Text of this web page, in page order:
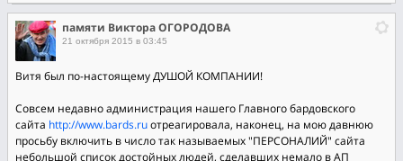
памяти Виктора ОГОРОДОВА
21 октября 2015 в 03:45
Витя был по-настоящему ДУШОЙ КОМПАНИИ!
Совсем недавно администрация нашего Главного бардовского
сайта http://www.bards.ruотреагировала, наконец, на мою давнюю
просьбу включить в число так называемых "ПЕРСОНАЛИЙ" сайта
небольшой список достойных людей, сделавших немало в АП